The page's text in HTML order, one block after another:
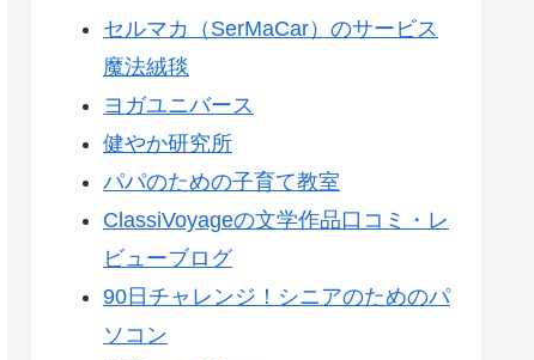
セルマカ（SerMaCar）のサービス
魔法絨毯
ヨガユニバース
健やか研究所
パパのための子育て教室
ClassiVoyageの文学作品口コミ・レ
ビューブログ
90日チャレンジ！シニアのためのパ
ソコン